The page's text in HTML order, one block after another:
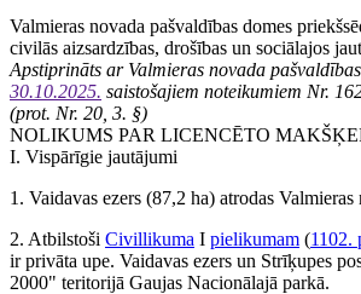
Valmieras novada pašvaldības domes
civilās aizsardzības, drošības un sociālajos
Apstiprināts ar Valmieras novada
30.10.2025. saistošajiem noteikumiem Nr.
(prot. Nr. 20, 3. §)
NOLIKUMS PAR LICENCĒTO
I. Vispārīgie jautājumi
1. Vaidavas ezers (87,2 ha) atrodas
2. Atbilstoši Civillikuma I pielikumam (1102.
ir privāta upe. Vaidavas ezers un Strīķupes
2000" teritorijā Gaujas Nacionālajā parkā.